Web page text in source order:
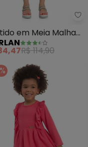
Infantil
em Meia Malha
(Rosa)
R$ 114,90